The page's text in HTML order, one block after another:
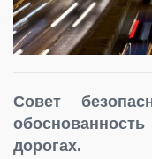
Совет
дорогах.